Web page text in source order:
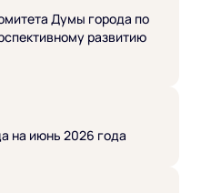
Думы города по
развитию
на июнь 2026 года